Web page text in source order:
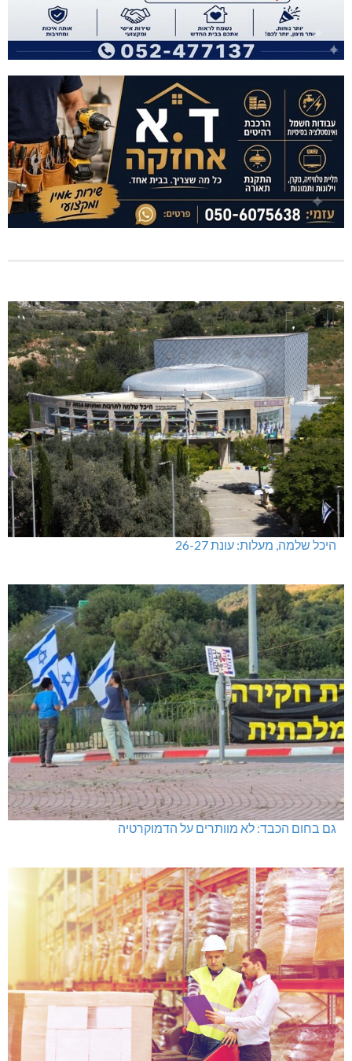
היכל שלמה, מעלות: עונת 26-27
גם בחום הכבד: לא מוותרים על הדמוקרטיה